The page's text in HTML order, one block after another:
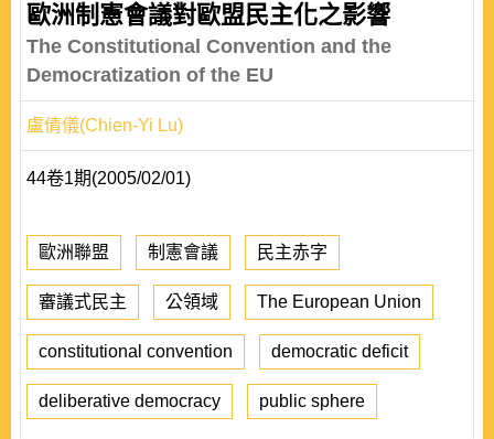
歐洲制憲會議對歐盟民主化之影響
The Constitutional Convention and the
Democratization of the EU
盧倩儀(Chien-Yi Lu)
44卷1期(2005/02/01)
歐洲聯盟 制憲會議 民主赤字
審議式民主 公領域 The European Union
constitutional convention democratic deficit
deliberative democracy public sphere